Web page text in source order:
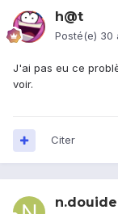
h@t
Posté(e) 30
J'ai pas eu ce
voir.
Citer